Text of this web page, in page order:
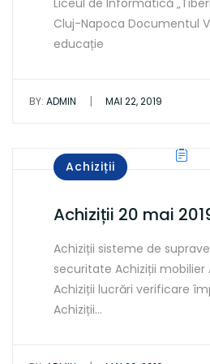
Cluj-Napoca Documentul
educație
BY: ADMIN | MAI 22, 2019
Achiziții
Achiziții 20 mai
Achiziții sisteme de
securitate Achiziții mobilier
Achiziții lucrări verificare
Achiziții…